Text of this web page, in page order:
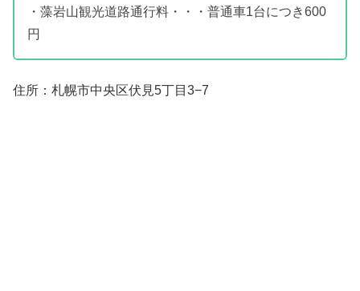
・藻岩山観光道路通行料・・・普通車1台につき600
円
住所：札幌市中央区伏見5丁目3−7